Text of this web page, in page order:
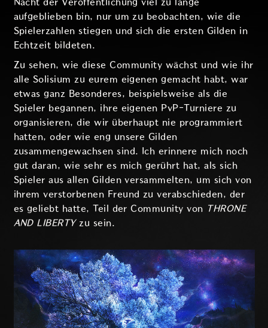
aufgeblieben bin, nur um zu beobachten, wie die
Spielerzahlen stiegen und sich die ersten Gilden in
Echtzeit bildeten.
Zu sehen, wie diese Community wächst und wie ihr
alle Solisium zu eurem eigenen gemacht habt, war
etwas ganz Besonderes, beispielsweise als die
Spieler begannen, ihre eigenen PvP-Turniere zu
organisieren, die wir überhaupt nie programmiert
hatten, oder wie eng unsere Gilden
zusammengewachsen sind. Ich erinnere mich noch
gut daran, wie sehr es mich gerührt hat, als sich
Spieler aus allen Gilden versammelten, um sich von
ihrem verstorbenen Freund zu verabschieden, der
es geliebt hatte, Teil der Community von THRONE
AND LIBERTYzu sein.